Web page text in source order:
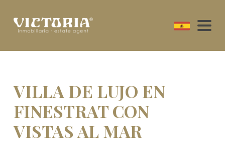
VILLA DE LUJO EN
FINESTRAT CON
VISTAS AL MAR